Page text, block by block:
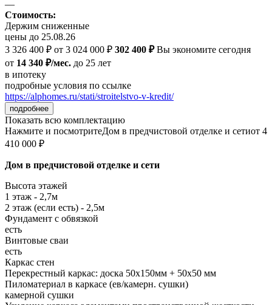
—
Стоимость:
Держим сниженные
цены до 25.08.26
3 326 400 ₽ от 3 024 000 ₽ 302 400 ₽Вы экономите сегодня
от 14 340 ₽/мес. до 25 лет
в ипотеку
подробные условия по ссылке
https://alphomes.ru/stati/stroitelstvo-v-kredit/
подробнее
Показать всю комплектацию
Нажмите и посмотритеДом в предчистовой отделке и сетиот 4
410 000 ₽
Дом в предчистовой отделке и сети
Высота этажей
1 этаж - 2,7м
2 этаж (если есть) - 2,5м
Фундамент с обвязкой
есть
Винтовые сваи
есть
Каркас стен
Перекрестный каркас: доска 50х150мм + 50х50 мм
Пиломатериал в каркасе (ев/камерн. сушки)
камерной сушки